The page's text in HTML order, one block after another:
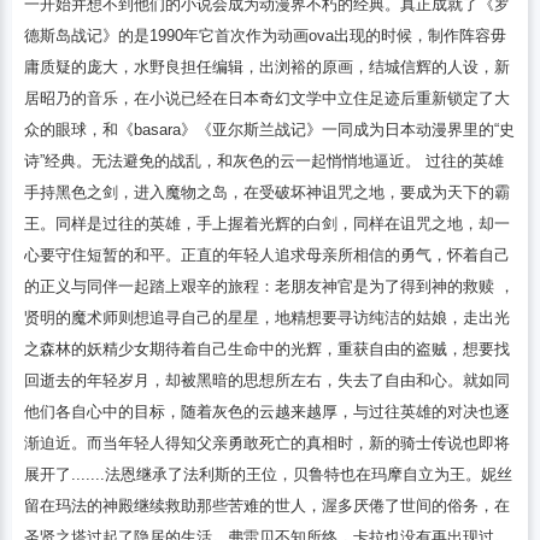
一开始并想不到他们的小说会成为动漫界不朽的经典。真正成就了《罗
德斯岛战记》的是1990年它首次作为动画ova出现的时候，制作阵容毋
庸质疑的庞大，水野良担任编辑，出浏裕的原画，结城信辉的人设，新
居昭乃的音乐，在小说已经在日本奇幻文学中立住足迹后重新锁定了大
众的眼球，和《basara》《亚尔斯兰战记》一同成为日本动漫界里的“史
诗”经典。无法避免的战乱，和灰色的云一起悄悄地逼近。 过往的英雄
手持黑色之剑，进入魔物之岛，在受破坏神诅咒之地，要成为天下的霸
王。同样是过往的英雄，手上握着光辉的白剑，同样在诅咒之地，却一
心要守住短暂的和平。正直的年轻人追求母亲所相信的勇气，怀着自己
的正义与同伴一起踏上艰辛的旅程：老朋友神官是为了得到神的救赎 ，
贤明的魔术师则想追寻自己的星星，地精想要寻访纯洁的姑娘，走出光
之森林的妖精少女期待着自己生命中的光辉，重获自由的盗贼，想要找
回逝去的年轻岁月，却被黑暗的思想所左右，失去了自由和心。就如同
他们各自心中的目标，随着灰色的云越来越厚，与过往英雄的对决也逐
渐迫近。而当年轻人得知父亲勇敢死亡的真相时，新的骑士传说也即将
展开了.......法恩继承了法利斯的王位，贝鲁特也在玛摩自立为王。妮丝
留在玛法的神殿继续救助那些苦难的世人，渥多厌倦了世间的俗务，在